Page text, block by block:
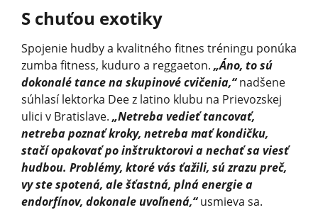
S chuťou exotiky
Spojenie hudby a kvalitného fitnes tréningu ponúka
zumba fitness, kuduro a reggaeton. „Áno, to sú
dokonalé tance na skupinové cvičenia,“nadšene
súhlasí lektorka Dee z latino klubu na Prievozskej
ulici v Bratislave. „Netreba vedieť tancovať,
netreba poznať kroky, netreba mať kondičku,
stačí opakovať po inštruktorovi a nechať sa viesť
hudbou. Problémy, ktoré vás ťažili, sú zrazu preč,
vy ste spotená, ale šťastná, plná energie a
endorfínov, dokonale uvoľnená,“usmieva sa.